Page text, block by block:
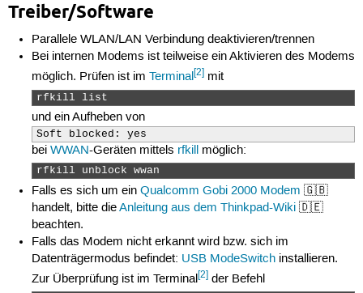
Treiber/Software
Parallele WLAN/LAN Verbindung deaktivieren/trennen
Bei internen Modems ist teilweise ein Aktivieren des Modems
möglich. Prüfen ist imTerminal[2] mit
rfkill list
und ein Aufheben von
Soft blocked: yes
beiWWAN-Geräten mittels rfkill möglich:
rfkill unblock wwan
Falls es sich um einQualcomm Gobi 2000 Modem 🇬🇧
handelt, bitte dieAnleitung aus dem Thinkpad-Wiki 🇩🇪
beachten.
Falls das Modem nicht erkannt wird bzw. sich im
Datenträgermodus befindet: USB ModeSwitch installieren.
Zur Überprüfung ist im Terminal[2] der Befehl